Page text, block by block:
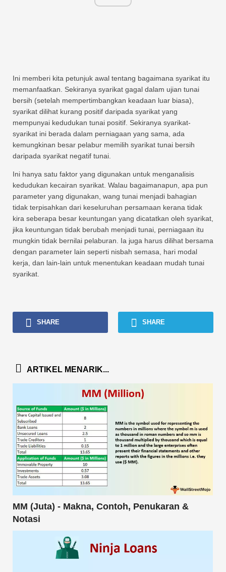
Ini memberi kita petunjuk awal tentang bagaimana syarikat itu
memanfaatkan. Sekiranya syarikat gagal dalam ujian tunai
bersih (setelah mempertimbangkan keadaan luar biasa),
syarikat dilihat kurang positif daripada syarikat yang
mempunyai kedudukan tunai positif. Sekiranya syarikat-
syarikat ini berada dalam perniagaan yang sama, ada
kemungkinan besar pelabur memilih syarikat tunai bersih
daripada syarikat negatif tunai.
Ini hanya satu faktor yang digunakan untuk menganalisis
kedudukan kecairan syarikat. Walau bagaimanapun, apa pun
parameter yang digunakan, wang tunai menjadi bahagian
tidak terpisahkan dari keseluruhan persamaan kerana tidak
kira seberapa besar keuntungan yang dicatatkan oleh syarikat,
jika keuntungan tidak berubah menjadi tunai, perniagaan itu
mungkin tidak bernilai pelaburan. Ia juga harus dilihat bersama
dengan parameter lain seperti nisbah semasa, hari modal
kerja, dan lain-lain untuk menentukan keadaan mudah tunai
syarikat.
SHARE SHARE
ARTIKEL MENARIK...
MM (Juta) - Makna, Contoh, Penukaran &
Notasi